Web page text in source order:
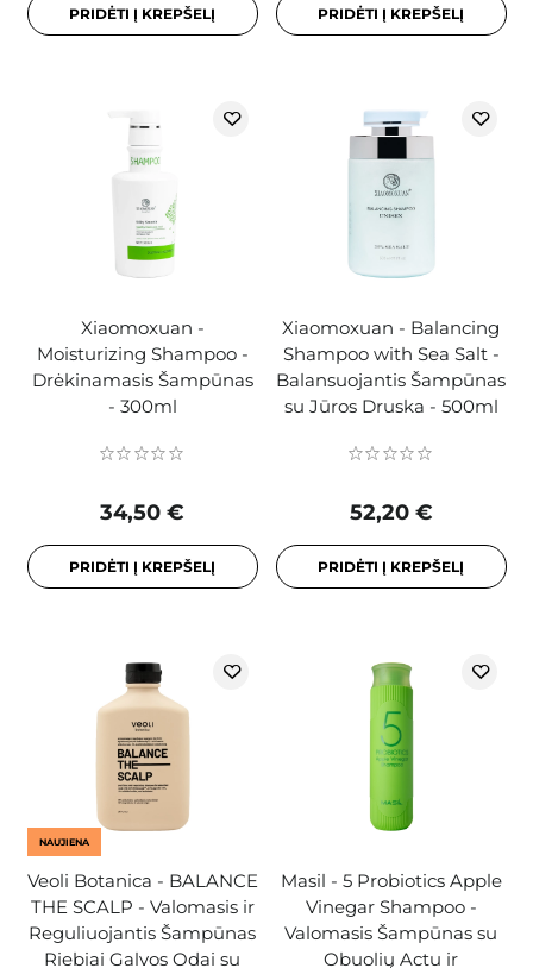
PRIDĖTI Į KREPŠELĮ PRIDĖTI Į KREPŠELĮ
Xiaomoxuan -
Moisturizing Shampoo -
Drėkinamasis Šampūnas
- 300ml
34,50 €
PRIDĖTI Į KREPŠELĮ
Xiaomoxuan - Balancing
Shampoo with Sea Salt -
Balansuojantis Šampūnas
su Jūros Druska - 500ml
52,20 €
PRIDĖTI Į KREPŠELĮ
NAUJIENA
Veoli Botanica - BALANCE
THE SCALP - Valomasis ir
Reguliuojantis Šampūnas
Riebiai Galvos Odai su
Masil - 5 Probiotics Apple
Vinegar Shampoo -
Valomasis Šampūnas su
Obuolių Actu ir